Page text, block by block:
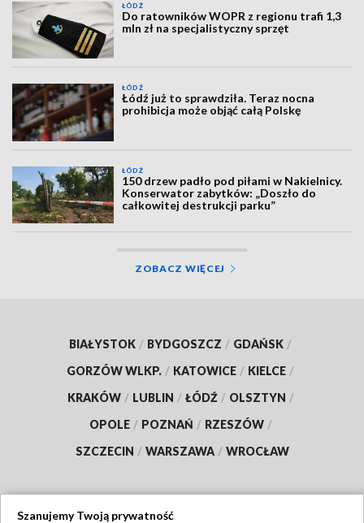
ŁÓDŹ
Do ratowników WOPR z regionu trafi 1,3
mln zł na specjalistyczny sprzęt
ŁÓDŹ
Łódź już to sprawdziła. Teraz nocna
prohibicja może objąć całą Polskę
ŁÓDŹ
150 drzew padło pod piłami w Nakielnicy.
Konserwator zabytków: „Doszło do
całkowitej destrukcji parku”
ZOBACZ WIĘCEJ
BIAŁYSTOK / BYDGOSZCZ / GDAŃSK /
GORZÓW WLKP. / KATOWICE / KIELCE /
KRAKÓW / LUBLIN / ŁÓDŹ / OLSZTYN /
OPOLE / POZNAŃ / RZESZÓW /
SZCZECIN / WARSZAWA / WROCŁAW
Szanujemy Twoją prywatność